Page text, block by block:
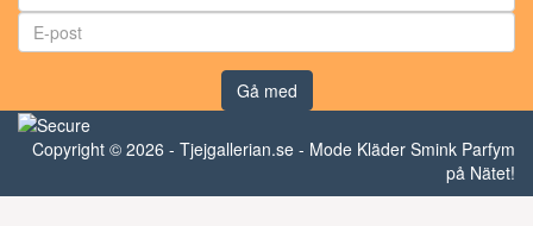
Gå med
Copyright © 2026 - Tjejgallerian.se - Mode Kläder Smink Parfym
på Nätet!